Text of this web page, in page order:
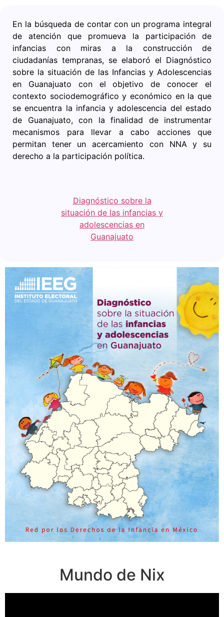
En la búsqueda de contar con un programa integral
de atención que promueva la participación de
infancias con miras a la construcción de
ciudadanías tempranas, se elaboró el Diagnóstico
sobre la situación de las Infancias y Adolescencias
en Guanajuato con el objetivo de conocer el
contexto sociodemográfico y económico en la que
se encuentra la infancia y adolescencia del estado
de Guanajuato, con la finalidad de instrumentar
mecanismos para llevar a cabo acciones que
permitan tener un acercamiento con NNA y su
derecho a la participación política.
Diagnóstico sobre la
situación de las infancias y
adolescencias en
Guanajuato
Mundo de Nix